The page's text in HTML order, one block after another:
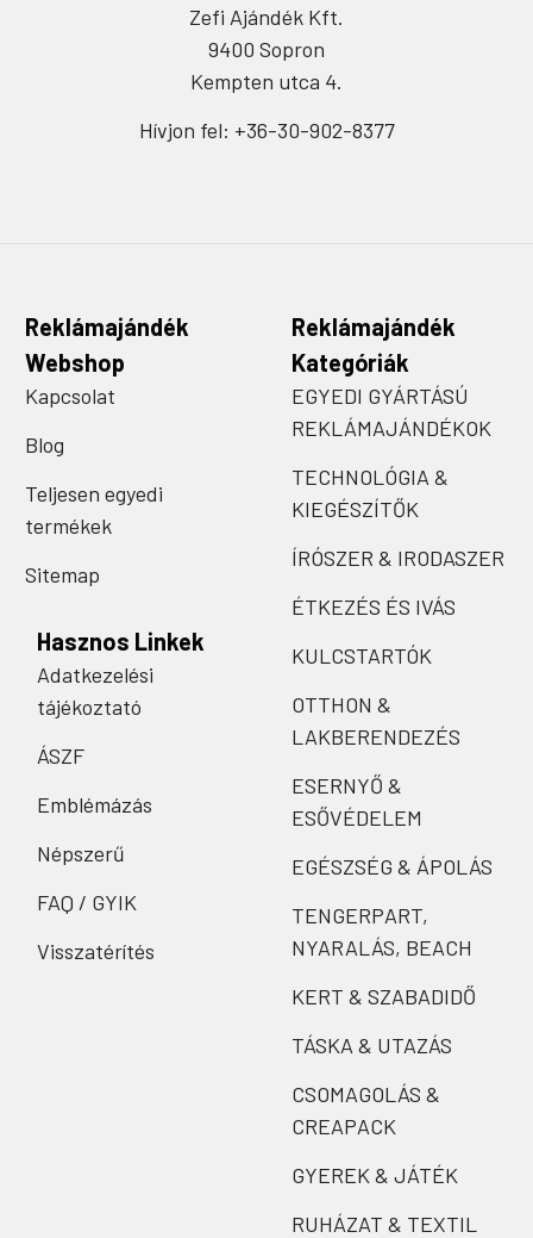
Zefi Ajándék Kft.
9400 Sopron
Kempten utca 4.
Hívjon fel: +36-30-902-8377
Reklámajándék
Webshop
Kapcsolat
Blog
Teljesen egyedi
termékek
Sitemap
Hasznos Linkek
Adatkezelési
tájékoztató
ÁSZF
Emblémázás
Népszerű
FAQ / GYIK
Visszatérítés
Reklámajándék
Kategóriák
EGYEDI GYÁRTÁSÚ
REKLÁMAJÁNDÉKOK
TECHNOLÓGIA &
KIEGÉSZÍTŐK
ÍRÓSZER & IRODASZER
ÉTKEZÉS ÉS IVÁS
KULCSTARTÓK
OTTHON &
LAKBERENDEZÉS
ESERNYŐ &
ESŐVÉDELEM
EGÉSZSÉG & ÁPOLÁS
TENGERPART,
NYARALÁS, BEACH
KERT & SZABADIDŐ
TÁSKA & UTAZÁS
CSOMAGOLÁS &
CREAPACK
GYEREK & JÁTÉK
RUHÁZAT & TEXTIL